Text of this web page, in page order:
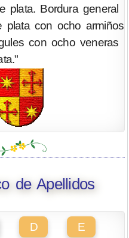
plata. Bordura general
plata con ocho armiños
con ocho veneras
de Apellidos
D E